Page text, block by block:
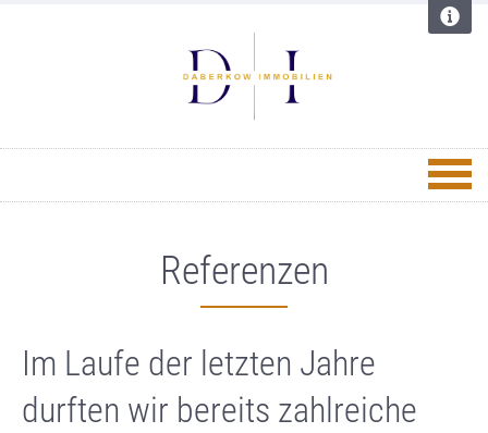
Referenzen
Im Laufe der letzten Jahre
durften wir bereits zahlreiche